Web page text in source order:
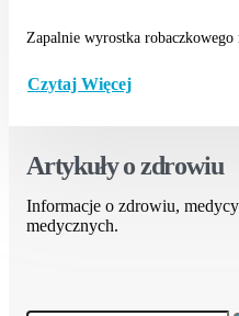
Zapalnie wyrostka
Czytaj Więcej
Artykuły o zdrowiu
Informacje o zdrowiu,
medycznych.